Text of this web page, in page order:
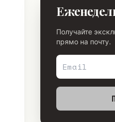
Получайте
прямо на почту.